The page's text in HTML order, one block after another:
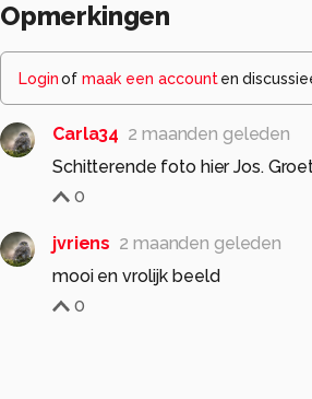
Opmerkingen
Loginof maak een account en
Carla34 2 maanden geleden
Schitterende foto hier Jos.
0
jvriens 2 maanden geleden
mooi en vrolijk beeld
0